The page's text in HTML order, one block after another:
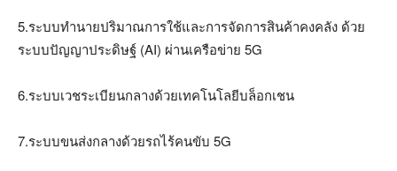
5.ระบบทำนายปริมาณการใช้และการจัดการสินค้าคงคลัง ด้วย
ระบบปัญญาประดิษฐ์ (AI) ผ่านเครือข่าย 5G
6.ระบบเวชระเบียนกลางด้วยเทคโนโลยีบล็อกเชน
7.ระบบขนส่งกลางด้วยรถไร้คนขับ 5G